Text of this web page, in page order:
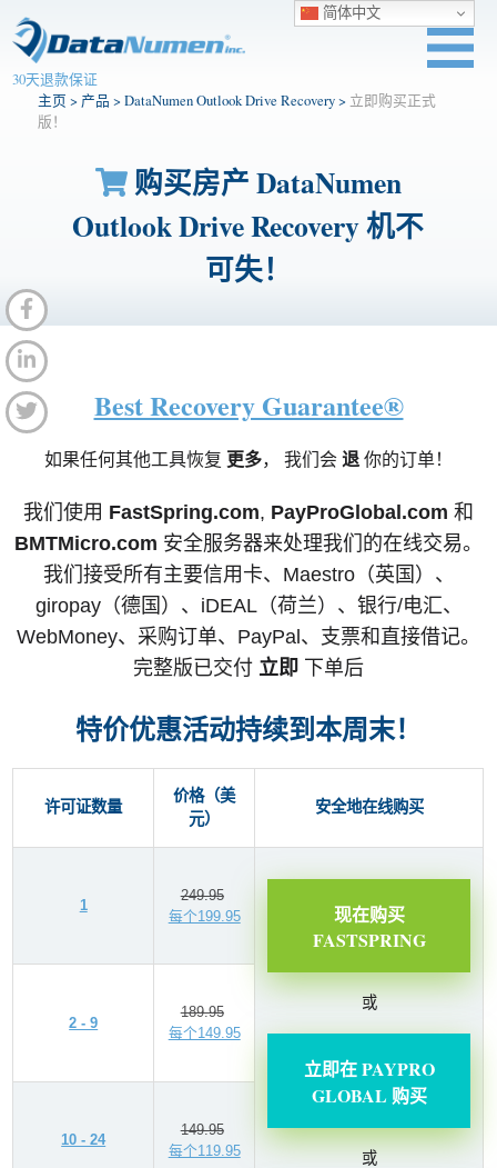
30天退款保证
主页 > 产品 > DataNumen Outlook Drive Recovery> 立即购买正式
版！
购买房产 DataNumen
Outlook Drive Recovery 机不
可失！
Best Recovery Guarantee®
如果任何其他工具恢复 更多， 我们会 退 你的订单！
我们使用 FastSpring.com, PayProGlobal.com 和
BMTMicro.com 安全服务器来处理我们的在线交易。
我们接受所有主要信用卡、Maestro（英国）、
giropay（德国）、iDEAL（荷兰）、银行/电汇、
WebMoney、采购订单、PayPal、支票和直接借记。
完整版已交付 立即 下单后
特价优惠活动持续到本周末！
许可证数量
价格（美
元）
安全地在线购买
1
249.95
每个199.95
现在购买
FASTSPRING
或
立即在 PAYPRO
GLOBAL 购买
或
2 - 9
189.95
每个149.95
10 - 24
149.95
每个119.95
简体中文